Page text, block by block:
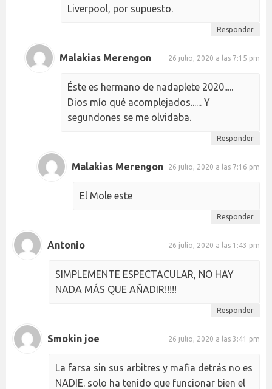
Liverpool, por supuesto.
Responder
Malakias Merengon 26 julio, 2020 a las 7:15 pm
Éste es hermano de nadaplete 2020.....
Dios mío qué acomplejados...... Y
segundones se me olvidaba.
Responder
Malakias Merengon 26 julio, 2020 a las 7:16 pm
El Mole este
Responder
Antonio 26 julio, 2020 a las 1:43 pm
SIMPLEMENTE ESPECTACULAR, NO HAY
NADA MÁS QUE AÑADIR!!!!!
Responder
Smokin joe 26 julio, 2020 a las 3:41 pm
La farsa sin sus arbitres y mafia detrás no es
NADIE. solo ha tenido que funcionar bien el